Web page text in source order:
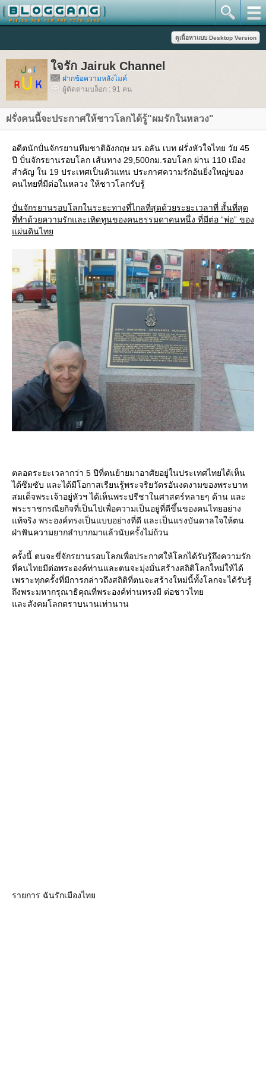
จรัก Jairuk Channel
ฝากข้อความหลังไมค์
ผู้ติดตามบล็อก : 91 คน
ฝรั่งคนนี้จะประกาศให้ชาวโลกได้รู้"ผมรักในหลวง"
อดีตนักปั่นจักรยานทีมชาติอังกฤษ มร.อลัน เบท ฝรั่งหัวใจไทย วัย 45
ปี ปั่นจักรยานรอบโลก เส้นทาง 29,500กม.รอบโลก ผ่าน 110 เมือง
สำคัญ ใน 19 ประเทศเป็นตัวแทน ประกาศความรักอันยิ่งใหญ่ของ
คนไทยที่มีต่อในหลวง ให้ชาวโลกรับรู้
ปั่นจักรยานรอบโลกในระยะทางที่ไกลที่สุดด้วยระยะเวลาที่ สั้นที่สุด
ที่ทำด้วยความรักและเทิดทูนของคนธรรมดาคนหนึ่ง ที่มีต่อ “พ่อ” ของ
ผ่นดินไท
ตลอดระยะเวลากว่า 5 ปีที่ตนย้ายมาอาศัยอยู่ในประเทศไทยได้เห็น
ได้ซึมซับ และได้มีโอกาสเรียนรู้พระจริยวัตรอันงดงามของพระบาท
สมเด็จพระเจ้าอยู่หัวฯ ได้เห็นพระปรีชาในศาสตร์หลายๆ ด้าน และ
พระราชกรณียกิจที่เป็นไปเพื่อความเป็นอยู่ที่ดีขึ้นของคนไทยอย่าง
ท้จริง พระองค์ทรงเป็นแบบอย่างที่ดี และเป็นแรงบันดาลใจให้ตน
ฝ่าฟันความยากลำบากมาแล้วนับครั้งไม่ถ้วน
ครั้งนี้ ตนจะขี่จักรยานรอบโลกเพื่อประกาศให้โลกได้รับรู้ถึงความรัก
ที่คนไทยมีต่อพระองค์ท่านและตนจะมุ่งมั่นสร้างสถิติโลกใหม่ให้ได้
เพราะทุกครั้งที่มีการกล่าวถึงสถิติที่ตนจะสร้างใหม่นี้ทั้งโลกจะได้รับรู้
ถึงพระมหากรุณาธิคุณที่พระองค์ท่านทรงมี ต่อชาวไท
ละสังคมโลกตราบนานเท่านาน
รายการ ฉันรักเมืองไท